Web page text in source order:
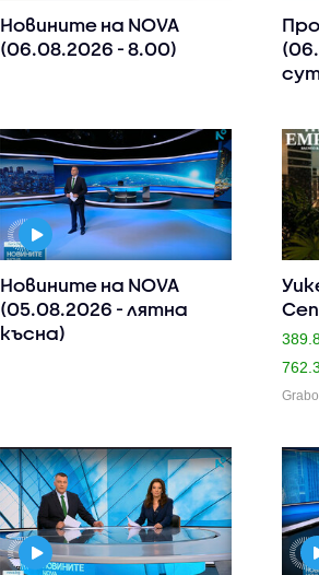
Новините на NOVA
(06.08.2026 - 8.00)
Новините на NOVA
(05.08.2026 - лятна
късна)
съ..